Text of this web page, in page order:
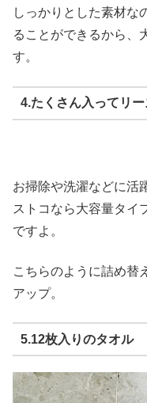
しっかりとした素材な
ることができるから、
す。
4.たくさん入ってリ
お掃除や洗濯などに活
ストコなら大容量タイ
ですよ。
こちらのように詰め替
アップ。
5.12枚入りのタオル